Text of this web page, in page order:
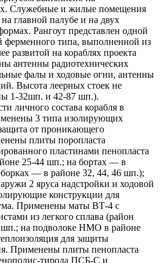
Служебные и жилые помещения
главной палубе и на двух
Рангоут представлен одной
ферменного типа, выполненной из
развитой на кораблях проекта
антенны радиотехнических
фалы и ходовые огни, антенны
Высота леерных стоек не
1-32шп. и 42-87 шп.).
личного состава корабля в
3 типа изолирующих
от проникающего
плиты поропласта
пластинами пенопласта
25-44 шп.; на бортах — в
— в районе 32, 44, 46 шп.);
2 яруса надстройки и ходовой
конструкции для
Применены маты ВТ-4 с
из легкого сплава (район
на подволоке НМО в районе
для защиты
Применены плиты пенопласта
тирола ПСБ-С и